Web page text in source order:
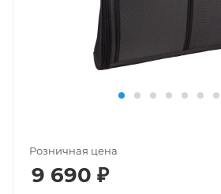
Розничная цена
9 690 ₽